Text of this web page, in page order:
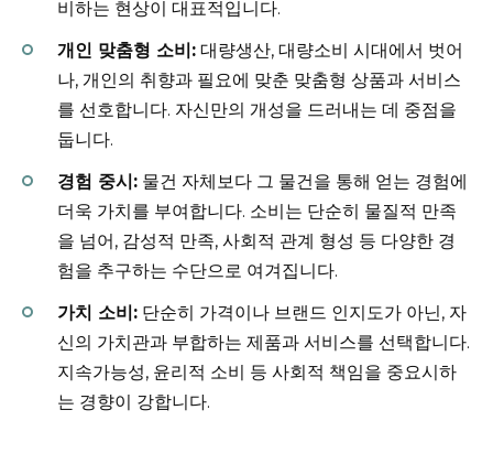
비하는 현상이 대표적입니다.
개인 맞춤형 소비: 대량생산, 대량소비 시대에서 벗어
나, 개인의 취향과 필요에 맞춘 맞춤형 상품과 서비스
를 선호합니다. 자신만의 개성을 드러내는 데 중점을
둡니다.
경험 중시: 물건 자체보다 그 물건을 통해 얻는 경험에
더욱 가치를 부여합니다. 소비는 단순히 물질적 만족
을 넘어, 감성적 만족, 사회적 관계 형성 등 다양한 경
험을 추구하는 수단으로 여겨집니다.
가치 소비: 단순히 가격이나 브랜드 인지도가 아닌, 자
신의 가치관과 부합하는 제품과 서비스를 선택합니다.
지속가능성, 윤리적 소비 등 사회적 책임을 중요시하
는 경향이 강합니다.